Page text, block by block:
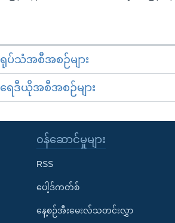
ရုပ်သံအစီအစဉ်များ
ရေဒီယိုအစီအစဉ်များ
၀န်ဆောင်မှုများ
RSS
ပေါ့ဒ်ကတ်စ်
နေ့စဉ်အီးမေးလ်သတင်းလွှာ